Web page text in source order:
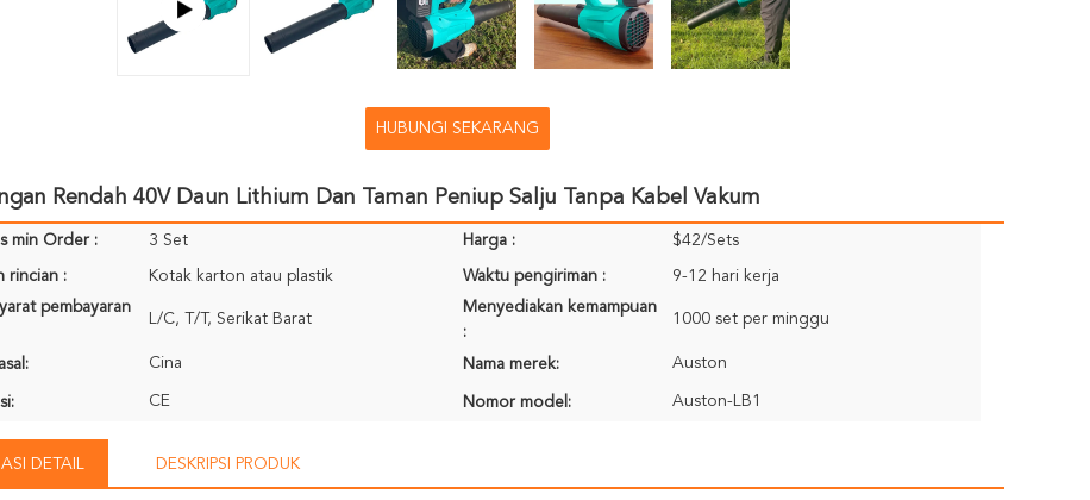
HUBUNGI SEKARANG
Rendah 40V Daun Lithium Dan Taman Peniup Salju Tanpa Kabel Vakum
min Order : 3 Set Harga : $42/Sets
rincian : Kotak karton atau plastik Waktu pengiriman :
9-12 hari kerja
pembayaran
L/C, T/T, Serikat Barat
Menyediakan kemampuan
:
1000 set per minggu
Cina Nama merek: Auston
CE Nomor model: Auston-LB1
DETAIL DESKRIPSI PRODUK